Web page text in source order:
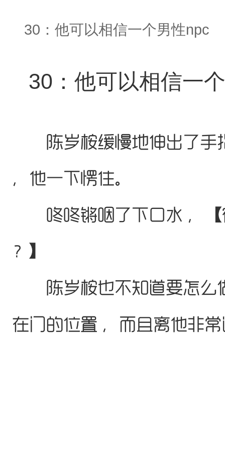
30：他可以相信一个男性npc
30：他可以相信一